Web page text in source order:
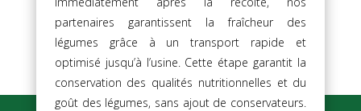
partenaires garantissent la fraîcheur des
légumes grâce à un transport rapide et
optimisé jusqu’à l’usine. Cette étape garantit la
conservation des qualités nutritionnelles et du
goût des légumes, sans ajout de conservateurs.